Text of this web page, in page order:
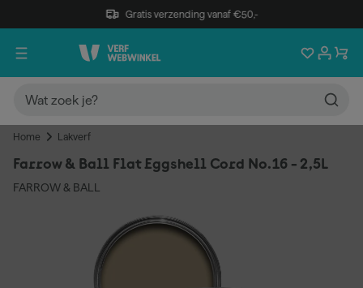
Gratis verzending vanaf €50,-
Home Lakverf
Farrow & Ball Flat Eggshell Cord No.16 - 2,5L
FARROW & BALL